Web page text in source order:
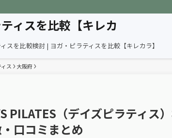
ィスを比較【キレカ
スを比較検討 | ヨガ・ピラティスを比較【キレカラ】
ス 大阪府
PILATES（デイズピラティス
口コミまとめ